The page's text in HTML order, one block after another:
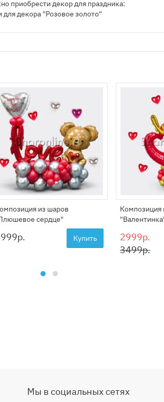
приобрести декор для праздника:
декора "Розовое золото"
из шаров
сердце"
р. Купить
Композиция
2999р.
3499р.
Мы в социальных сетях